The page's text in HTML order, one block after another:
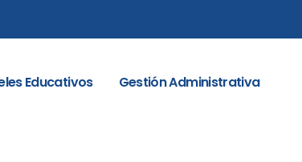
Educativos
Gestión Administrativa